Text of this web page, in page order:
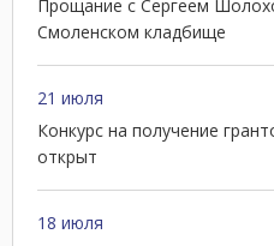
Прощание с Сергеем
Смоленском кладбище
21 июля
Конкурс на получение
открыт
18 июля